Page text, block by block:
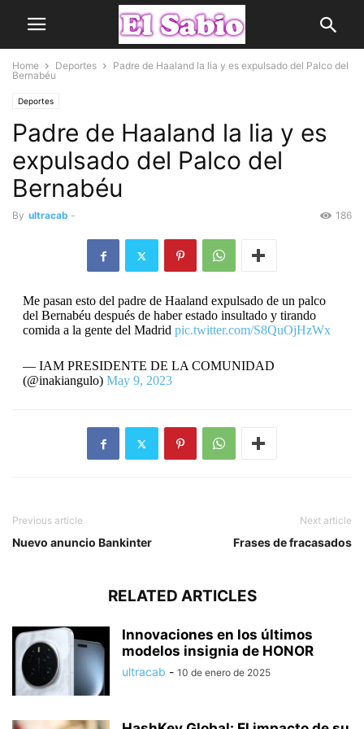
Home Deportes
Padre de Haaland la lia y es expulsado del Palco del
Bernabéu
Deportes
Padre de Haaland la lia y es
expulsado del Palco del
Bernabéu
By ultracab - 186
Me pasan esto del padre de Haaland expulsado de un palco
del Bernabéu después de haber estado insultado y tirando
comida a la gente del Madrid pic.twitter.com/S8QuOjHzWx
— IAM PRESIDENTE DE LA COMUNIDAD
(@inakiangulo) May 9, 2023
Previous article
Nuevo anuncio Bankinter
Next article
Frases de fracasados
RELATED ARTICLES
Innovaciones en los últimos
modelos insignia de HONOR
ultracab - 10 de enero de 2025